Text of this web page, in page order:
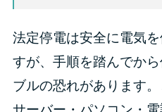
法定停電は安全に電気
すが、手順を踏んでか
ブルの恐れがあります